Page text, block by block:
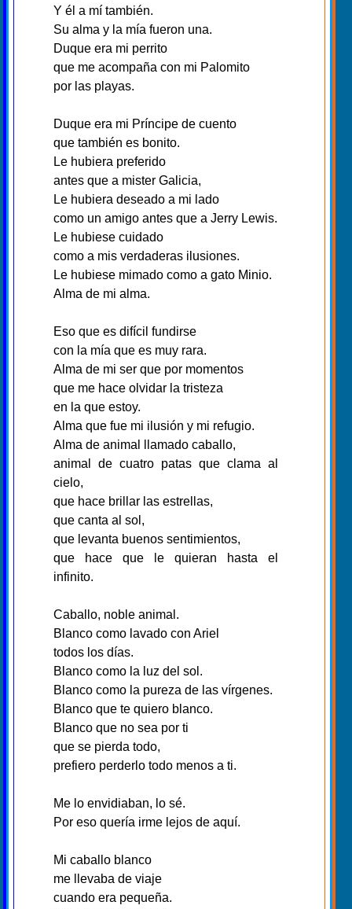
Y él a mí también.
Su alma y la mía fueron una.
Duque era mi perrito
que me acompaña con mi Palomito
por las playas.
Duque era mi Príncipe de cuento
que también es bonito.
Le hubiera preferido
antes que a mister Galicia,
Le hubiera deseado a mi lado
como un amigo antes que a Jerry Lewis.
Le hubiese cuidado
como a mis verdaderas ilusiones.
Le hubiese mimado como a gato Minio.
Alma de mi alma.
Eso que es difícil fundirse
con la mía que es muy rara.
Alma de mi ser que por momentos
que me hace olvidar la tristeza
en la que estoy.
Alma que fue mi ilusión y mi refugio.
Alma de animal llamado caballo,
animal de cuatro patas que clama al
cielo,
que hace brillar las estrellas,
que canta al sol,
que levanta buenos sentimientos,
que hace que le quieran hasta el
infinito.
Caballo, noble animal.
Blanco como lavado con Ariel
todos los días.
Blanco como la luz del sol.
Blanco como la pureza de las vírgenes.
Blanco que te quiero blanco.
Blanco que no sea por ti
que se pierda todo,
prefiero perderlo todo menos a ti.
Me lo envidiaban, lo sé.
Por eso quería irme lejos de aquí.
Mi caballo blanco
me llevaba de viaje
cuando era pequeña.